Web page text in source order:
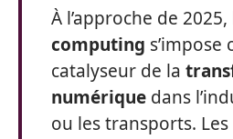
À l’approche de 2025,
computing s’impose
catalyseur de la
numérique dans
ou les transports.